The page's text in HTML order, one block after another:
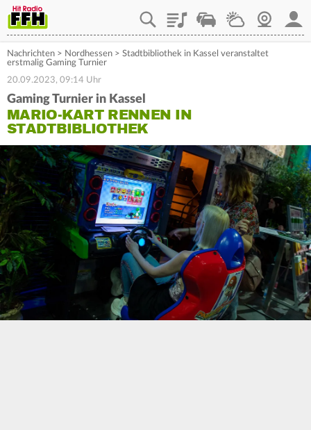
PlaylistStaupilotWetterWebcam
Nachrichten > Nordhessen > Stadtbibliothek in Kassel veranstaltet
erstmalig Gaming Turnier
20.09.2023, 09:14 Uhr
Gaming Turnier in Kassel
MARIO-KART RENNEN IN
STADTBIBLIOTHEK